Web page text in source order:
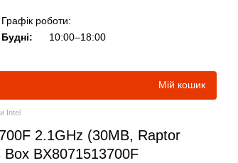
Графік роботи:
Будні:
10:00–18:00
Мій кошик
Intel
2.1GHz (30MB, Raptor
BX8071513700F